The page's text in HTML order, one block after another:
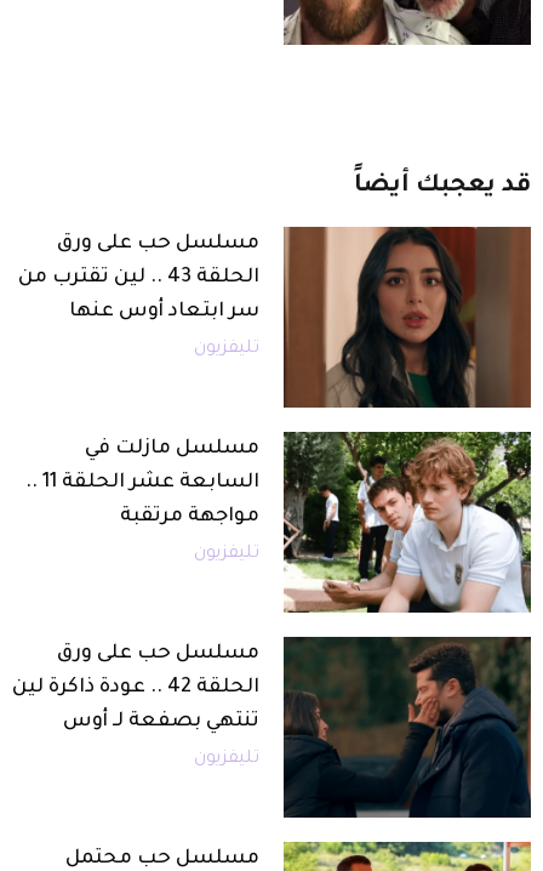
قد يعجبك أيضاً
مسلسل حب على ورق
الحلقة 43 .. لين تقترب من
سر ابتعاد أوس عنها
تليفزيون
مسلسل مازلت في
السابعة عشر الحلقة 11 ..
مواجهة مرتقبة
تليفزيون
مسلسل حب على ورق
الحلقة 42 .. عودة ذاكرة لين
تنتهي بصفعة لـ أوس
تليفزيون
مسلسل حب محتمل